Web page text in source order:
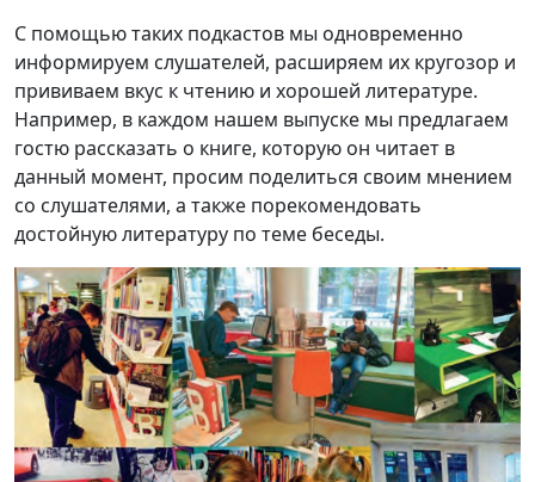
С помощью таких подкастов мы одновременно
информируем слушателей, расширяем их кругозор и
прививаем вкус к чтению и хорошей литературе.
Например, в каждом нашем выпуске мы предлагаем
гостю рассказать о книге, которую он читает в
данный момент, просим поделиться своим мнением
со слушателями, а также порекомендовать
достойную литературу по теме беседы.